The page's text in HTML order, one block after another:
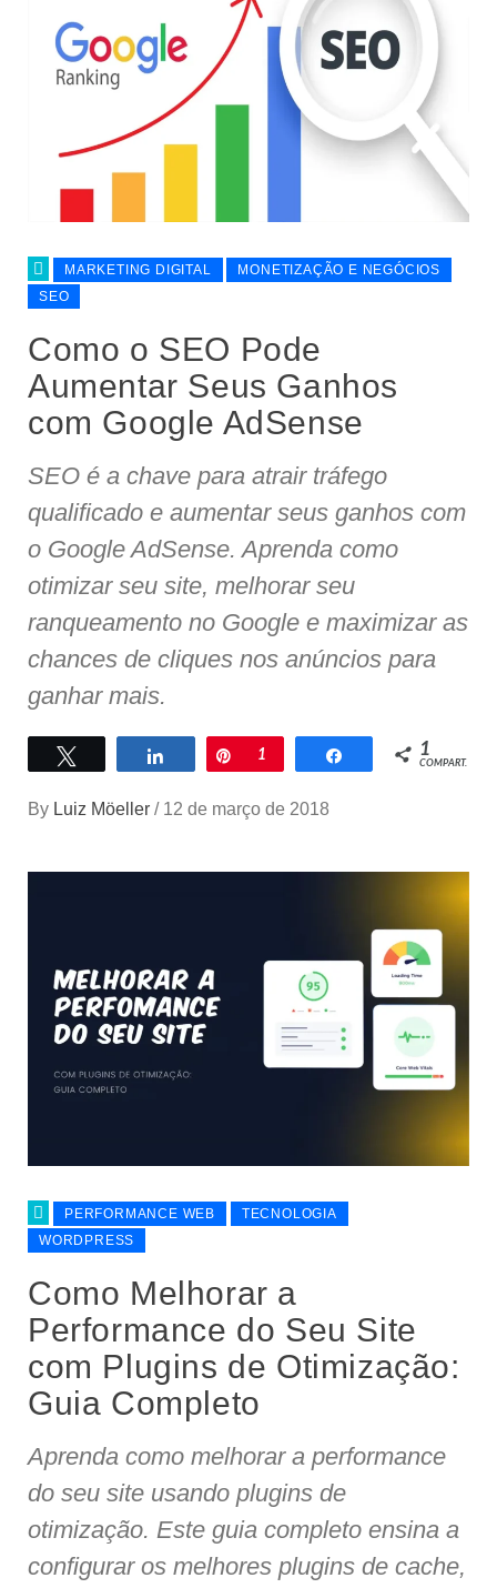
MARKETING DIGITAL
MONETIZAÇÃO E NEGÓCIOS
SEO
Como o SEO Pode
Aumentar Seus Ganhos
com Google AdSense
SEO é a chave para atrair tráfego
qualificado e aumentar seus ganhos com
o Google AdSense. Aprenda como
otimizar seu site, melhorar seu
ranqueamento no Google e maximizar as
chances de cliques nos anúncios para
ganhar mais.
Compartilhar
Pin
1 Compartilhar
1
COMPART.
By Luiz Möeller / 12 de março de 2018
PERFORMANCE WEB
TECNOLOGIA
WORDPRESS
Como Melhorar a
Performance do Seu Site
com Plugins de Otimização:
Guia Completo
Aprenda como melhorar a performance
do seu site usando plugins de
otimização. Este guia completo ensina a
configurar os melhores plugins de cache,